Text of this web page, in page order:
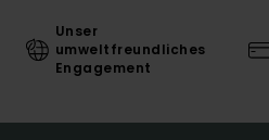
Unser
umweltfreundliches
Engagement